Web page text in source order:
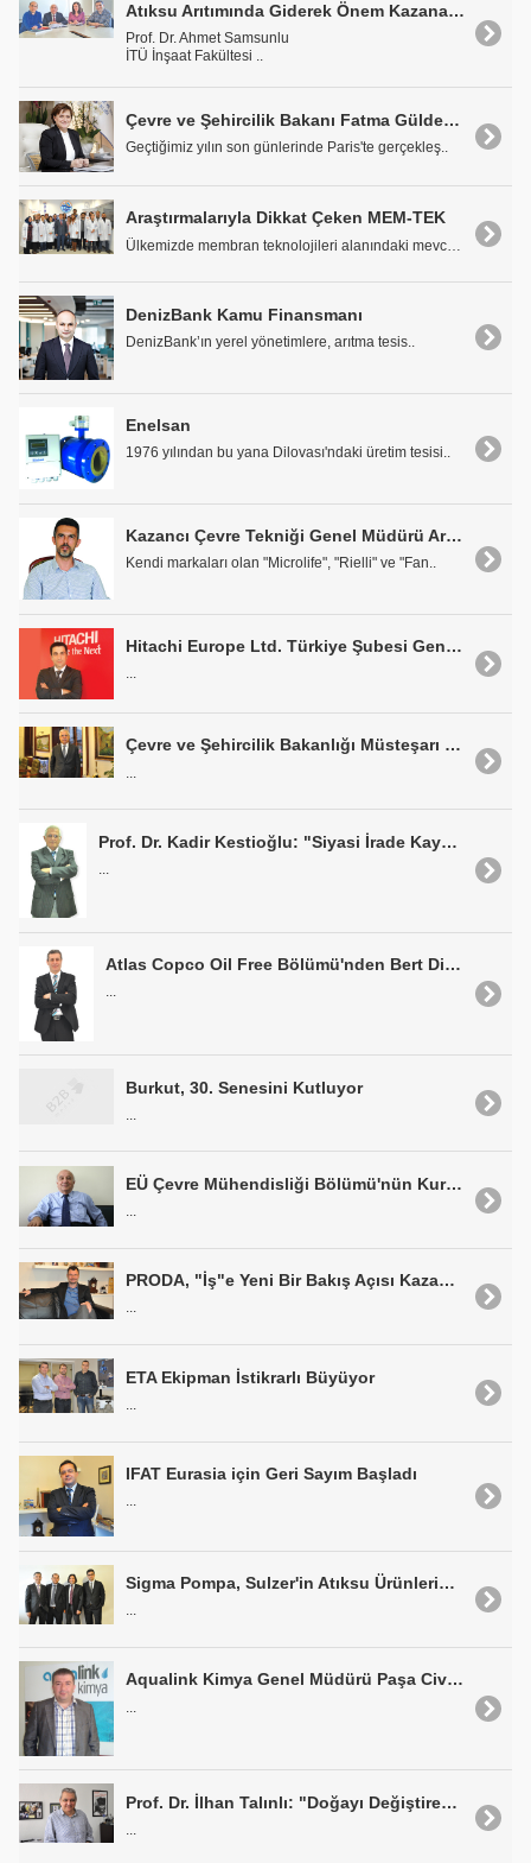
Atıksu Arıtımında Giderek Önem Kazanan Membran Teknolojisi Konusu ve Üç Araştırma
Prof. Dr. Ahmet Samsunlu
İTÜ İnşaat Fakültesi ..
Çevre ve Şehircilik Bakanı Fatma Güldemet Sarı: "İklim Değişikliğiyle Mücadelede Yeni Bir Döneme Girildi"
Geçtiğimiz yılın son günlerinde Paris'te gerçekleş..
Araştırmalarıyla Dikkat Çeken MEM-TEK
DenizBank Kamu Finansmanı
DenizBank’ın yerel yönetimlere, arıtma tesis..
Enelsan
1976 yılından bu yana Dilovası'ndaki üretim tesisi..
Kazancı Çevre Tekniği Genel Müdürü Artun Kazancı: "Sıradışı İşler Yapmayı Seviyoruz"
Kendi markaları olan "Microlife", "Rielli" ve "Fan..
Hitachi Europe Ltd. Türkiye Şubesi Genel Müdürü Erman Akgün: "Birlikte Çözüm Üretiyoruz"
...
Çevre ve Şehircilik Bakanlığı Müsteşarı Prof. Dr. Mustafa Öztürk: "Hedef Sıfır Atık"
Prof. Dr. Kadir Kestioğlu: "Siyasi İrade Kaynakları Harekete Geçirmeli"
...
Atlas Copco Oil Free Bölümü'nden Bert Dirk: "Blower'larımız ile Fark Yaratıyoruz"
...
Burkut, 30. Senesini Kutluyor
EÜ Çevre Mühendisliği Bölümü'nün Kuruluşuna Dair...
...
PRODA, "İş"e Yeni Bir Bakış Açısı Kazandırıyor
...
ETA Ekipman İstikrarlı Büyüyor
...
IFAT Eurasia için Geri Sayım Başladı
...
Sigma Pompa, Sulzer'in Atıksu Ürünlerinin Distribütörlüğünü Üstlendi
...
Aqualink Kimya Genel Müdürü Paşa Civantürk: "Lejyonella'ya Dikkat"
Prof. Dr. İlhan Talınlı: "Doğayı Değiştirecek Hiçbir Erk Yoktur"
...